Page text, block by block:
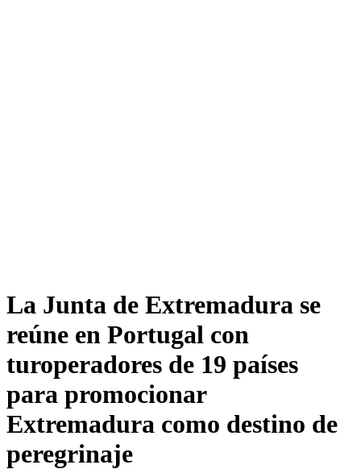
La Junta de Extremadura se
reúne en Portugal con
turoperadores de 19 países
para promocionar
Extremadura como destino de
peregrinaje